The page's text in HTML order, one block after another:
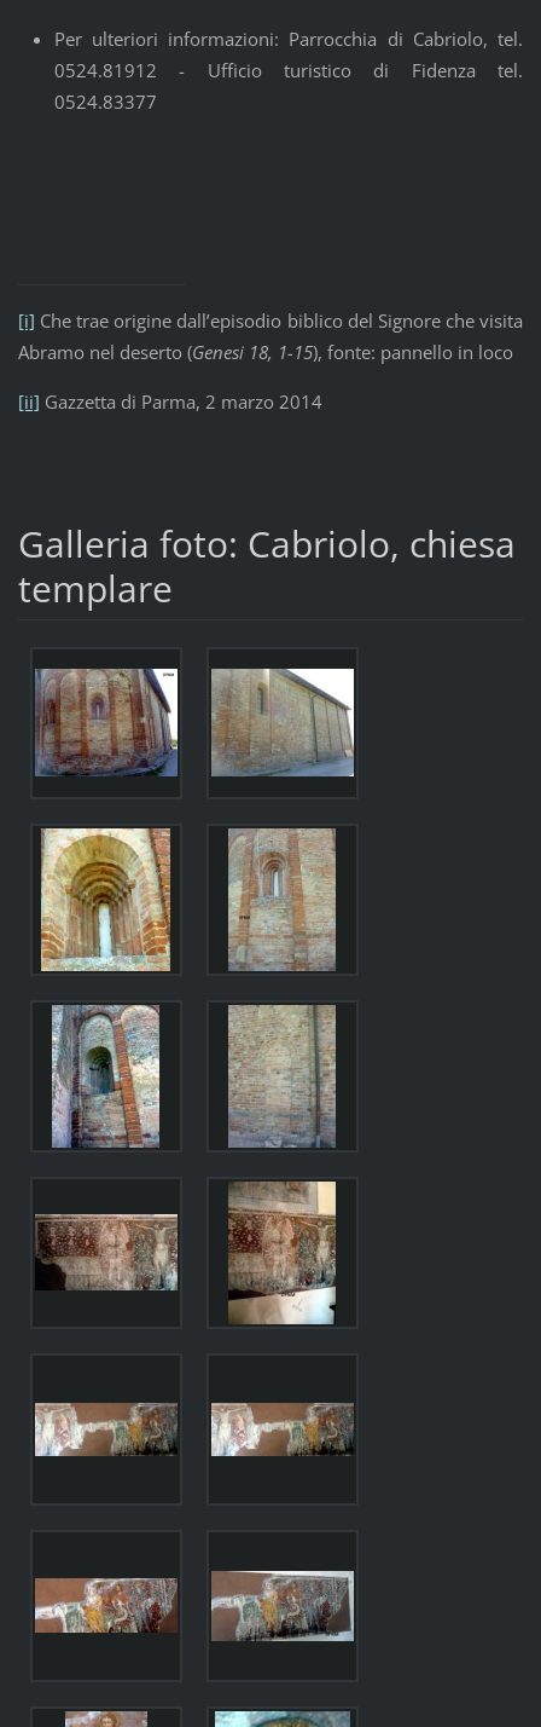
Per ulteriori informazioni: Parrocchia di Cabriolo, tel.
0524.81912 - Ufficio turistico di Fidenza tel.
0524.83377
[i] Che trae origine dall’episodio biblico del Signore che visita
Abramo nel deserto (Genesi 18, 1-15), fonte: pannello in loco
[ii] Gazzetta di Parma, 2 marzo 2014
Galleria foto: Cabriolo, chiesa
templare